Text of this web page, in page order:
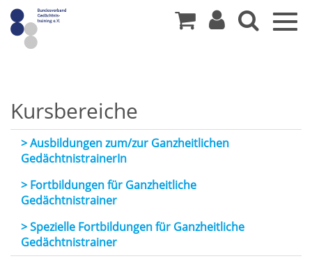
Kursbereiche
> Ausbildungen zum/zur Ganzheitlichen
GedächtnistrainerIn
> Fortbildungen für Ganzheitliche
Gedächtnistrainer
> Spezielle Fortbildungen für Ganzheitliche
Gedächtnistrainer